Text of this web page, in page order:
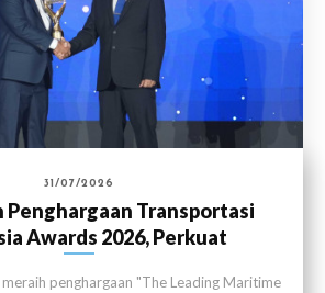
31/07/2026
Penghargaan Transportasi
Awards 2026, Perkuat
Maritim
meraih penghargaan "The Leading Maritime